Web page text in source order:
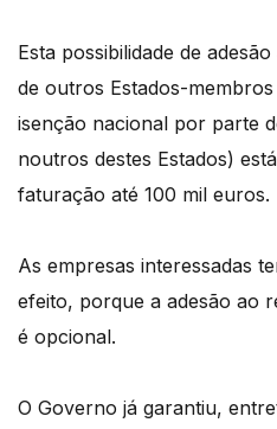
Esta possibilidade de
de outros Estados-
isenção nacional por parte
noutros destes Estados)
faturação até 100 mil euros.
As empresas interessadas
efeito, porque a adesão ao
é opcional.
O Governo já garantiu,